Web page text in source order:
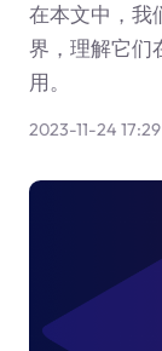
在本文中，我
界，理解它们
用。
2023-11-24 17:29